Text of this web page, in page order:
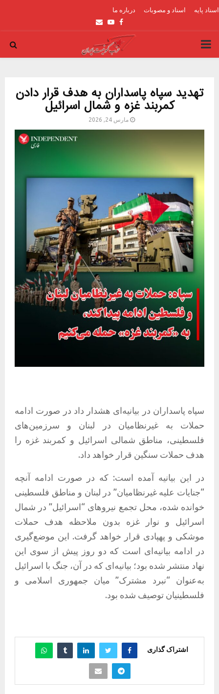
اسناد پایه اسناد و مصوبات درباره ما
Facebook
Youtube
Email
PRIMARY
تهدید سپاه پاسداران به هدف قرار دادن
کمربند غزه و شمال اسرائیل
مارس 24, 2026
سپاه پاسداران در بیانیه‌ای هشدار داد در صورت ادامه
حملات به غیرنظامیان در لبنان و سرزمین‌های
فلسطینی، مناطق شمالی اسرائیل و کمربند غزه را
هدف حملات سنگین قرار خواهد داد.
در این بیانیه آمده است: که در صورت ادامه آنچه
“جنایات علیه غیرنظامیان” در لبنان و مناطق فلسطینی
خوانده شده، محل تجمع نیروهای “اسرائیل” در شمال
اسرائیل و نوار غزه بدون ملاحظه هدف حملات
موشکی و پهپادی قرار خواهد گرفت. این موضع‌گیری
در ادامه بیانیه‌ای است که دو روز پیش از سوی این
نهاد منتشر شده بود؛ بیانیه‌ای که در آن، جنگ با اسرائیل
به‌عنوان “نبرد مشترک” میان جمهوری اسلامی و
فلسطینیان توصیف شده بود.
اشتراک گذاری